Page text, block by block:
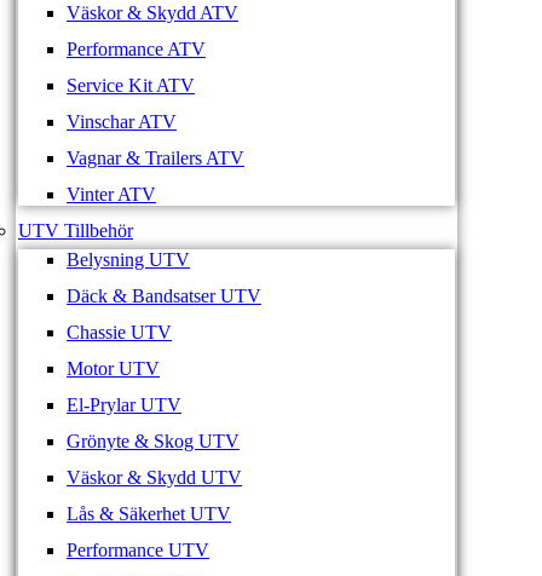
Väskor & Skydd ATV
Performance ATV
Service Kit ATV
Vinschar ATV
Vagnar & Trailers ATV
Vinter ATV
UTV Tillbehör
Belysning UTV
Däck & Bandsatser UTV
Chassie UTV
Motor UTV
El-Prylar UTV
Grönyte & Skog UTV
Väskor & Skydd UTV
Lås & Säkerhet UTV
Performance UTV